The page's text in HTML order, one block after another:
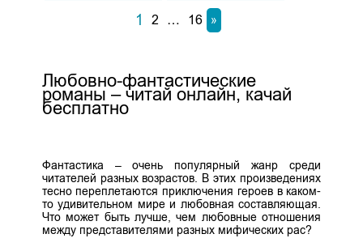
1 2 … 16 »
Любовно-фантастические
романы – читай онлайн, качай
бесплатно
Фантастика – очень популярный жанр среди
читателей разных возрастов. В этих произведениях
тесно переплетаются приключения героев в каком-
то удивительном мире и любовная составляющая.
Что может быть лучше, чем любовные отношения
между представителями разных мифических рас?